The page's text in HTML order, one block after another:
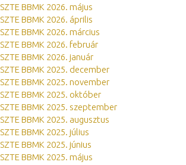
SZTE BBMK 2026. május
SZTE BBMK 2026. április
SZTE BBMK 2026. március
SZTE BBMK 2026. február
SZTE BBMK 2026. január
SZTE BBMK 2025. december
SZTE BBMK 2025. november
SZTE BBMK 2025. október
SZTE BBMK 2025. szeptember
SZTE BBMK 2025. augusztus
SZTE BBMK 2025. július
SZTE BBMK 2025. június
SZTE BBMK 2025. május